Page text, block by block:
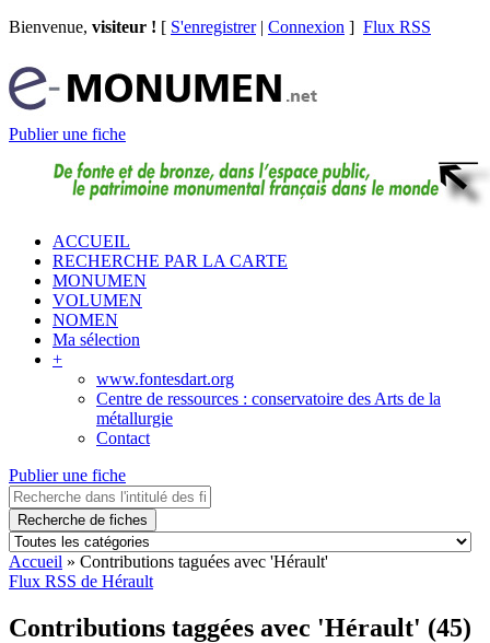
Bienvenue, visiteur ! [ S'enregistrer| Connexion ] Flux RSS
Publier une fiche
ACCUEIL
RECHERCHE PAR LA CARTE
MONUMEN
VOLUMEN
NOMEN
Ma sélection
+
www.fontesdart.org
Centre de ressources : conservatoire des Arts de la
métallurgie
Contact
Publier une fiche
Recherche de fiches
Accueil » Contributions taguées avec 'Hérault'
Flux RSS de Hérault
Contributions taggées avec 'Hérault' (45)